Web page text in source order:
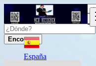
Encontrar
España